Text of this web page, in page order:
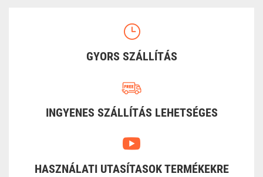
GYORS SZÁLLÍTÁS
INGYENES SZÁLLÍTÁS LEHETSÉGES
HASZNÁLATI UTASÍTASOK TERMÉKEKRE